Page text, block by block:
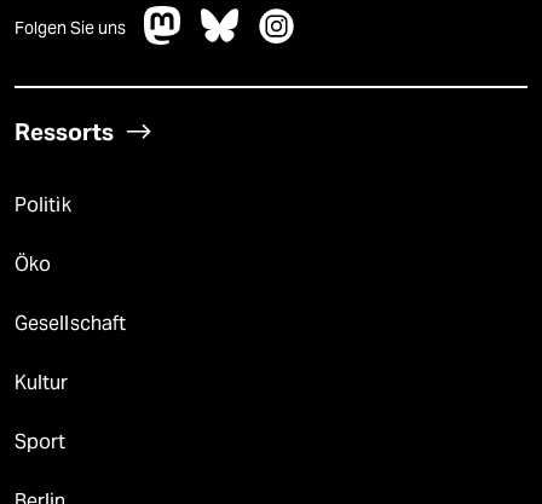
Folgen Sie uns
Ressorts
Politik
Öko
Gesellschaft
Kultur
Sport